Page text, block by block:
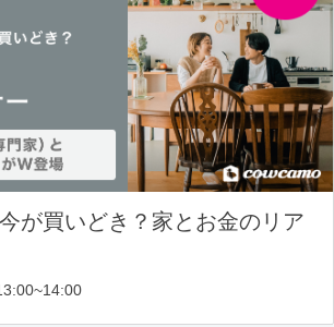
が買いどき？家とお金のリア